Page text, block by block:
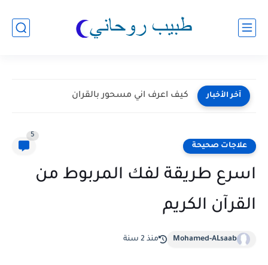
آخر الأخبار كيف اعرف اني مسحور بالقران
علاجات صحيحة
5
اسرع طريقة لفك المربوط من
القرآن الكريم
Mohamed-ALsaab منذ 2 سنة